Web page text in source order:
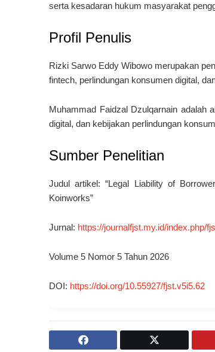
serta kesadaran hukum masyarakat
Profil Penulis
Rizki Sarwo Eddy Wibowo merupakan
fintech, perlindungan konsumen digital,
Muhammad Faidzal Dzulqarnain adalah
digital, dan kebijakan perlindungan
Sumber Penelitian
Judul artikel: “Legal Liability of
Koinworks”
Jurnal: https://journalfjst.my.id/index.php/
Volume 5 Nomor 5 Tahun 2026
DOI: https://doi.org/10.55927/fjst.v5i5.62